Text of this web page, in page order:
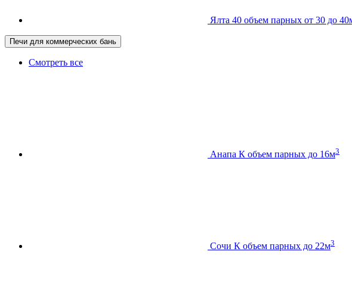
Ялта 40 объем парных от 30 до
Печи для коммерческих бань
Смотреть все
Анапа К объем парных до 16м3
Сочи К объем парных до 22м3